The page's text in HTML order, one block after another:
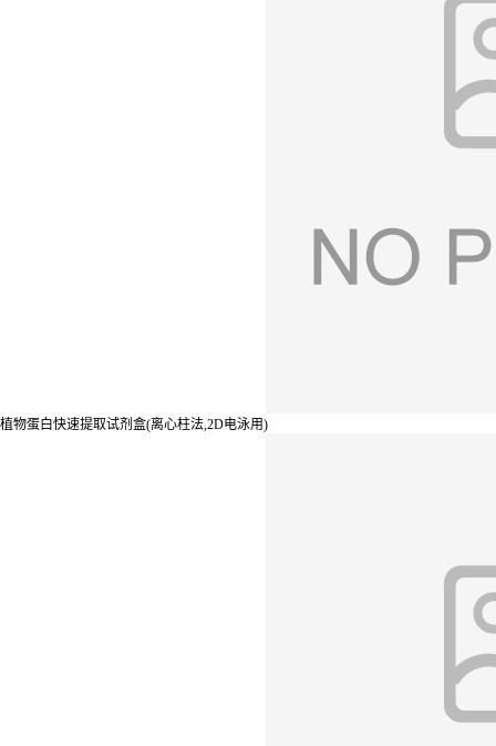
植物蛋白快速提取试剂盒(离心柱法,2D电泳用)